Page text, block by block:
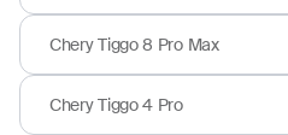
Chery Tiggo 8 Pro Max
Chery Tiggo 4 Pro